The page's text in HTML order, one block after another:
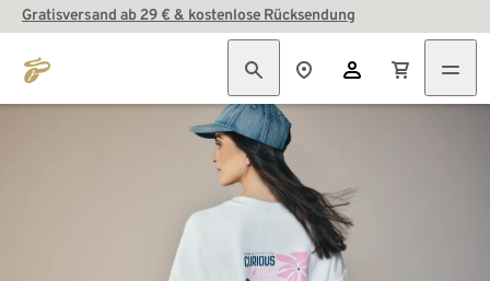
Gratisversand ab 29 € & kostenlose Rücksendung